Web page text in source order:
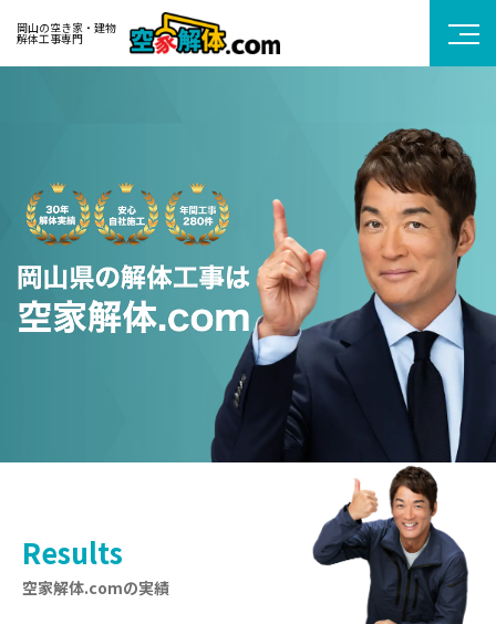
岡山の空き家・建物
解体工事専門
Results
空家解体.comの実績